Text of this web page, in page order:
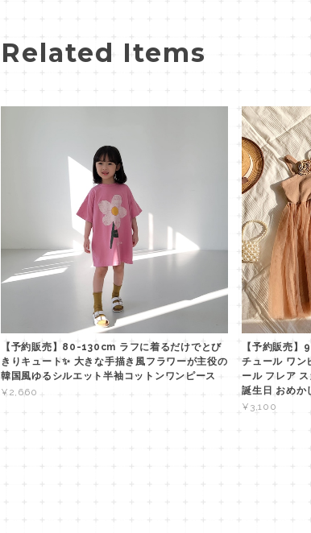
Related Items
【予約販売】80-130cm ラフに着るだけでとび
きりキュート✨ 大きな手描き風フラワーが主役の
韓国風ゆるシルエット半袖コットンワンピース
¥2,660
【予約販売
チュール ワン
ール フレア
誕生日 おめか
¥3,100